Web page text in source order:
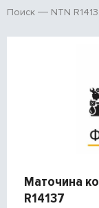
Поиск NTN
Маточина
R14137